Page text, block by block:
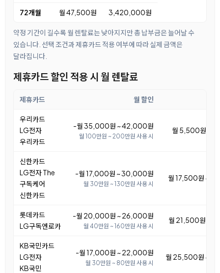
72개월 월 47,500원 3,420,000원
약정 기간이 길수록 월 렌탈료는 낮아지지만 총 납부금은 늘어날 수
있습니다. 선택 조건과 제휴카드 적용 여부에 따라 실제 금액은
달라집니다.
제휴카드 할인 적용 시 월 렌탈료
제휴카드 월 할인
우리카드
LG전자
우리카드
-월 35,000원 ~ 42,000원
월 100만원 ~ 200만원 사용 시
월 5,500원 ~
신한카드
LG전자 The
구독케어
신한카드
-월 17,000원 ~ 30,000원
월 30만원 ~ 130만원 사용 시
월 17,500원 ~
롯데카드
LG구독엔로카
-월 20,000원 ~ 26,000원
월 40만원 ~ 160만원 사용 시
월 21,500원 ~
KB국민카드
LG전자
KB국민
-월 17,000원 ~ 22,000원
월 30만원 ~ 80만원 사용 시
월 25,500원 ~